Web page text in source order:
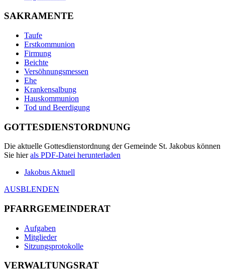
SAKRAMENTE
Taufe
Erstkommunion
Firmung
Beichte
Versöhnungsmessen
Ehe
Krankensalbung
Hauskommunion
Tod und Beerdigung
GOTTESDIENSTORDNUNG
Die aktuelle Gottesdienstordnung der Gemeinde St. Jakobus können
Sie hierals PDF-Datei herunterladen
Jakobus Aktuell
AUSBLENDEN
PFARRGEMEINDERAT
Aufgaben
Mitglieder
Sitzungsprotokolle
VERWALTUNGSRAT